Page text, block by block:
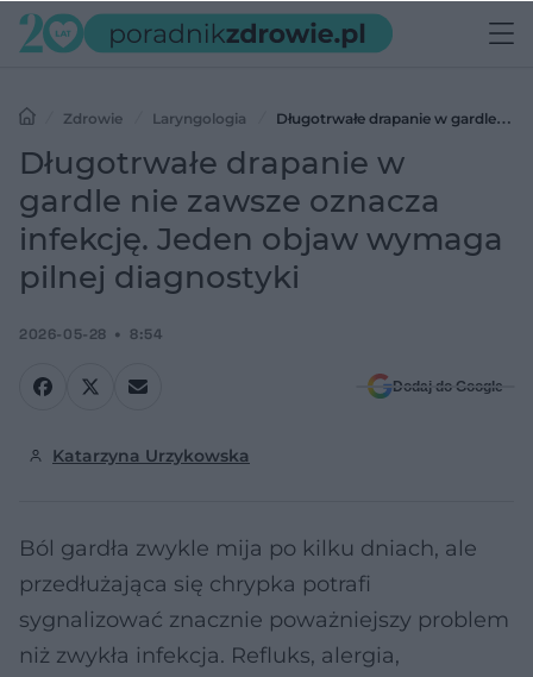
Zdrowie Laryngologia
Długotrwałe drapanie w gardle nie
zawsze oznacza infekcję. Jeden objaw wymaga pilnej diagnostyki
Długotrwałe drapanie w
gardle nie zawsze oznacza
infekcję. Jeden objaw wymaga
pilnej diagnostyki
2026-05-28 8:54
Dodaj do Google
Katarzyna Urzykowska
Ból gardła zwykle mija po kilku dniach, ale
przedłużająca się chrypka potrafi
sygnalizować znacznie poważniejszy problem
niż zwykła infekcja. Refluks, alergia,